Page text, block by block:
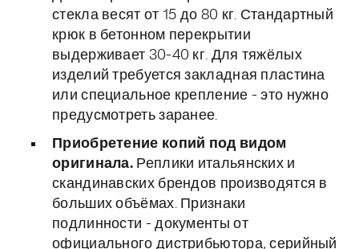
стекла весят от 15 до 80 кг. Стандартный
крюк в бетонном перекрытии
выдерживает 30-40 кг. Для тяжёлых
изделий требуется закладная пластина
или специальное крепление - это нужно
предусмотреть заранее.
Приобретение копий под видом
оригинала. Реплики итальянских и
скандинавских брендов производятся в
больших объёмах. Признаки
подлинности - документы от
официального дистрибьютора, серийный